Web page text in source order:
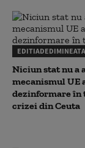
Niciun stat nu a
mecanismul UE
dezinformare în
crizei din Ceuta